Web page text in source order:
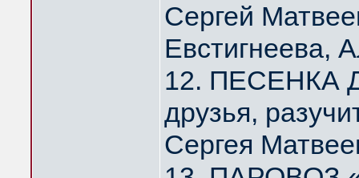
Сергей
Евстигнеева,
12. ПЕСЕНКА
друзья,
Сергея